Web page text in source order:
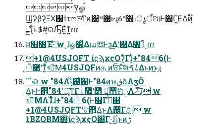
݄ࠒௐࠪ
Ϣʔβʔ͕ΞΧ΢ϯτෆཁͳͷ͸޷ײ৮ɻ6*΋։ൃऀଆͰ΍Γ͖ΕΔͷ͕ັ
ྗɻͨͩ͠+$#͕ରԠ͞Ε͍ͯͳ͍ɾɾɾ
ਖ਼௚೰Έ·ͨ͠ w ͕ɺௐ΂͍ͯΔաఔͰܾҙ͢Δʹ଍Δ৘ใ ͕ɾɾɾ
+1@4USJQFT ίϛϡχςΟʔ͕͋Γɺ͔ͭ+"846(Ͱ
͓ੈ࿩ʹͳ͍ͬͯͨখౡ͞Μ͕4USJQFͷத ͷਓͱͯ͠શࠃ८͍ͬͯΔͱͷ͜ͱɻ
΄΅ଈܾ w "84Λ࢖໊͍ͨͯ͘ݹ԰Ͱ"84ͷษڧձΛӡӦ
͢Δ͜ͱͰࣗ਎͕"84ʹৄ͘͠ͳΓۀ຿ʹ໾ ཱͬͨ੒ޭମݧΛ৴͡·ͨ͠ɻ w
খౡ͞ΜΛ࢝Ίɺ+"846(Ͱ஌Γ߹ͬͨํ΋
+1@4USJQFTʹଟ਺͍Δ͜ͱΛ஌Γܾஅ w
1BZQBM΋ίϛϡχςΟ͸͋Γ·͕͢ɺࢲͱͷڑ